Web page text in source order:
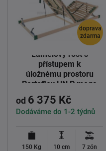
doprava
zdarma
Lamelový rošt s
přístupem k
úložnému prostoru
Portoflex HN P mega
od 6 375 Kč
Dodáváme do 1-2 týdnů
150 Kg 10 cm 7 zón